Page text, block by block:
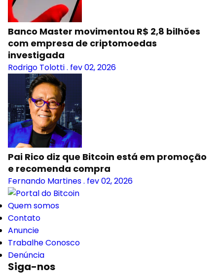
Banco Master movimentou R$ 2,8 bilhões
com empresa de criptomoedas
investigada
Rodrigo Tolotti. fev 02, 2026
Pai Rico diz que Bitcoin está em promoção
e recomenda compra
Fernando Martines. fev 02, 2026
Quem somos
Contato
Anuncie
Trabalhe Conosco
Denúncia
Siga-nos